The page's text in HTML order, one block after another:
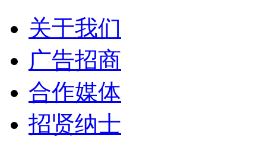
关于我们
广告招商
合作媒体
招贤纳士